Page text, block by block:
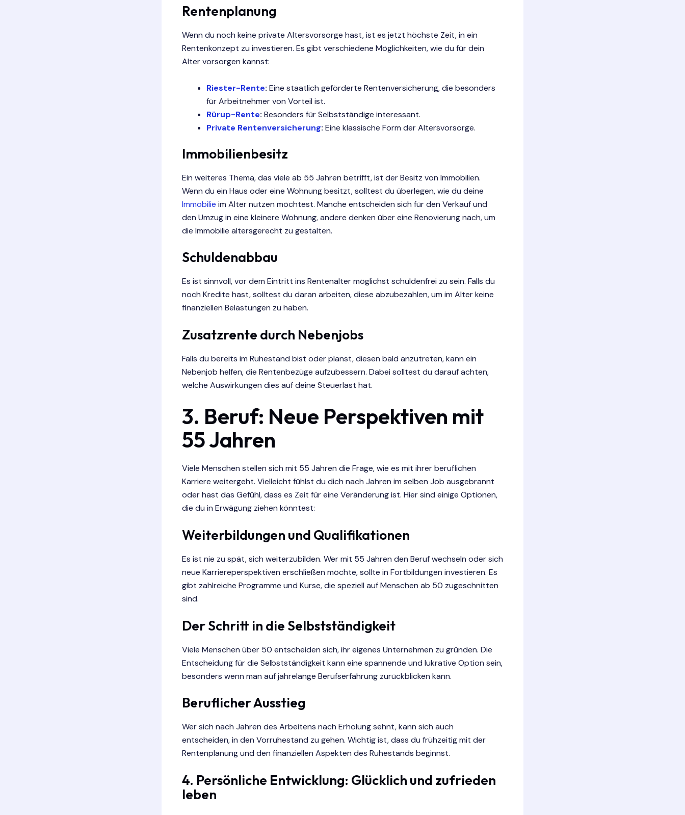
Rentenplanung
Wenn du noch keine private Altersvorsorge hast, ist es jetzt höchste Zeit, in ein
Rentenkonzept zu investieren. Es gibt verschiedene Möglichkeiten, wie du für dein
Alter vorsorgen kannst:
Riester-Rente: Eine staatlich geförderte Rentenversicherung, die besonders
für Arbeitnehmer von Vorteil ist.
Rürup-Rente: Besonders für Selbstständige interessant.
Private Rentenversicherung: Eine klassische Form der Altersvorsorge.
Immobilienbesitz
Ein weiteres Thema, das viele ab 55 Jahren betrifft, ist der Besitz von Immobilien.
Wenn du ein Haus oder eine Wohnung besitzt, solltest du überlegen, wie du deine
Immobilie im Alter nutzen möchtest. Manche entscheiden sich für den Verkauf und
den Umzug in eine kleinere Wohnung, andere denken über eine Renovierung nach, um
die Immobilie altersgerecht zu gestalten.
Schuldenabbau
Es ist sinnvoll, vor dem Eintritt ins Rentenalter möglichst schuldenfrei zu sein. Falls du
noch Kredite hast, solltest du daran arbeiten, diese abzubezahlen, um im Alter keine
finanziellen Belastungen zu haben.
Zusatzrente durch Nebenjobs
Falls du bereits im Ruhestand bist oder planst, diesen bald anzutreten, kann ein
Nebenjob helfen, die Rentenbezüge aufzubessern. Dabei solltest du darauf achten,
welche Auswirkungen dies auf deine Steuerlast hat.
3. Beruf: Neue Perspektiven mit
55 Jahren
Viele Menschen stellen sich mit 55 Jahren die Frage, wie es mit ihrer beruflichen
Karriere weitergeht. Vielleicht fühlst du dich nach Jahren im selben Job ausgebrannt
oder hast das Gefühl, dass es Zeit für eine Veränderung ist. Hier sind einige Optionen,
die du in Erwägung ziehen könntest:
Weiterbildungen und Qualifikationen
Es ist nie zu spät, sich weiterzubilden. Wer mit 55 Jahren den Beruf wechseln oder sich
neue Karriereperspektiven erschließen möchte, sollte in Fortbildungen investieren. Es
gibt zahlreiche Programme und Kurse, die speziell auf Menschen ab 50 zugeschnitten
sind.
Der Schritt in die Selbstständigkeit
Viele Menschen über 50 entscheiden sich, ihr eigenes Unternehmen zu gründen. Die
Entscheidung für die Selbstständigkeit kann eine spannende und lukrative Option sein,
besonders wenn man auf jahrelange Berufserfahrung zurückblicken kann.
Beruflicher Ausstieg
Wer sich nach Jahren des Arbeitens nach Erholung sehnt, kann sich auch
entscheiden, in den Vorruhestand zu gehen. Wichtig ist, dass du frühzeitig mit der
Rentenplanung und den finanziellen Aspekten des Ruhestands beginnst.
4. Persönliche Entwicklung: Glücklich und zufrieden
leben